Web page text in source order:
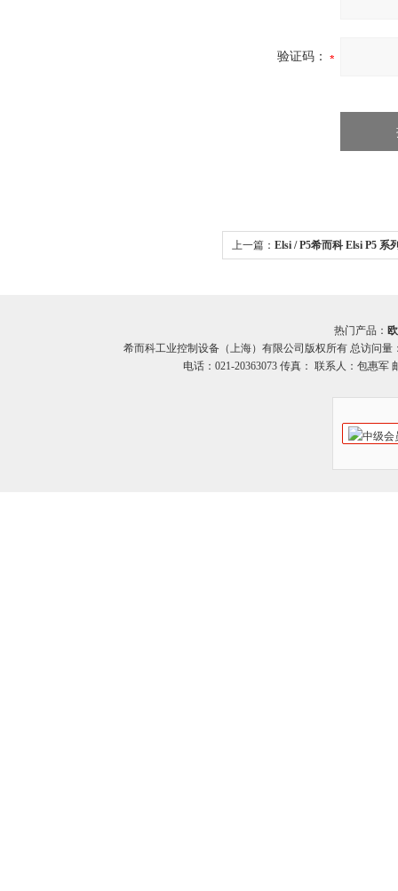
验证码：
上一篇： Elsi / P5希而科 Elsi P5 系
热门产品：
希而科工业控制设备（上海）有限公司版权所有 总访问量
电话：021-20363073 传真： 联系人：包惠军